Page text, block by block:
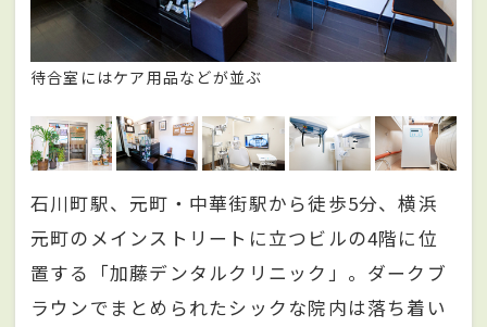
待合室にはケア用品などが並ぶ
石川町駅、元町・中華街駅から徒歩5分、横浜
元町のメインストリートに立つビルの4階に位
置する「加藤デンタルクリニック」。ダークブ
ラウンでまとめられたシックな院内は落ち着い